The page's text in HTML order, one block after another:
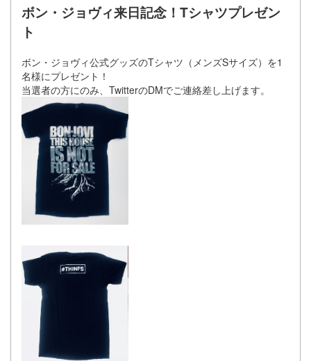
ボン・ジョヴィ来日記念！Tシャツプレゼン
ト
ボン・ジョヴィ公式グッズのTシャツ（メンズSサイズ）を1
名様にプレゼント！
当選者の方にのみ、TwitterのDMでご連絡差し上げます。